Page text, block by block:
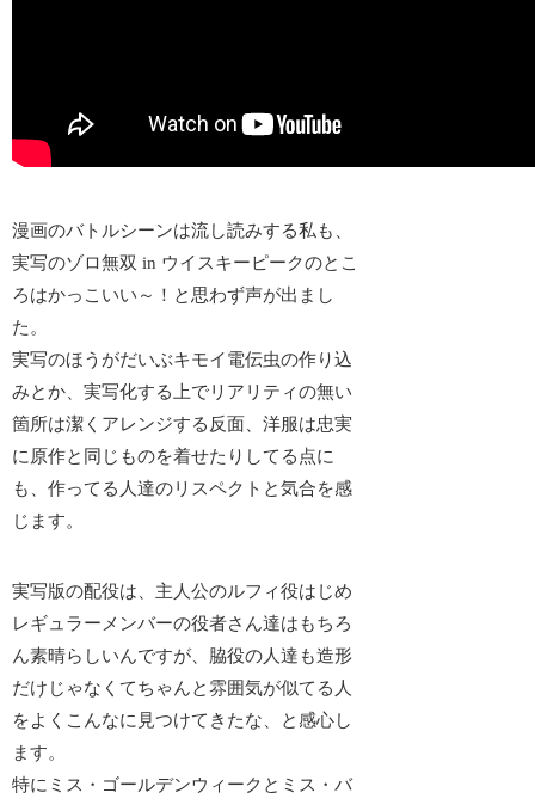
漫画のバトルシーンは流し読みする私も、
実写のゾロ無双 in ウイスキーピークのとこ
ろはかっこいい～！と思わず声が出まし
た。
実写のほうがだいぶキモイ電伝虫の作り込
みとか、実写化する上でリアリティの無い
箇所は潔くアレンジする反面、洋服は忠実
に原作と同じものを着せたりしてる点に
も、作ってる人達のリスペクトと気合を感
じます。
実写版の配役は、主人公のルフィ役はじめ
レギュラーメンバーの役者さん達はもちろ
ん素晴らしいんですが、脇役の人達も造形
だけじゃなくてちゃんと雰囲気が似てる人
をよくこんなに見つけてきたな、と感心し
ます。
特にミス・ゴールデンウィークとミス・バ